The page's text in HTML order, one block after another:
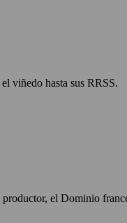
viñedo hasta sus RRSS.
el Dominio